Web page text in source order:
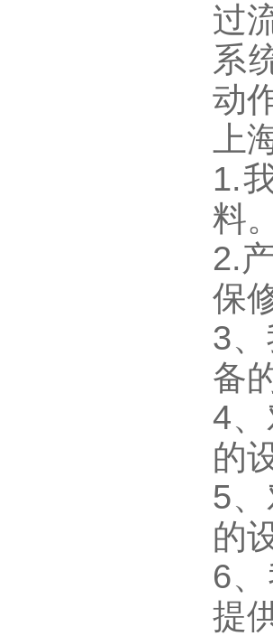
过
系
动
上
1.
料
2.
保
3
备
4
的
5
的
6
提